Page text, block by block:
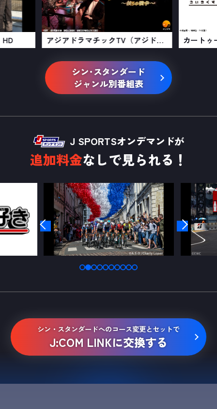
アジアドラマチックTV（アジドラ）
チャンネル HD
シン･スタンダード
ジャンル別番組表
J SPORTSオンデマンドが
追加料金なしで見られる！
シン・スタンダードへのコース変更とセットで
J:COM LINKに交換する